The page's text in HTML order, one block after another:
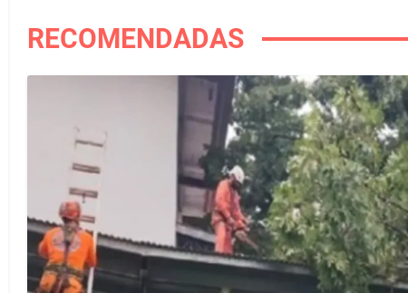
RECOMENDADAS